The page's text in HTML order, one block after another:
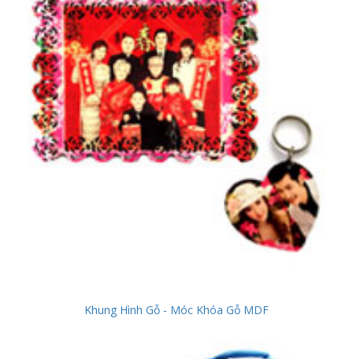
Khung Hình Gỗ - Móc Khóa Gỗ MDF